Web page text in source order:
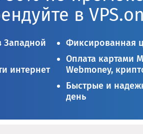
в
Западной
интернет
Фиксированная
Оплата картами
Webmoney,
Быстрые и
день